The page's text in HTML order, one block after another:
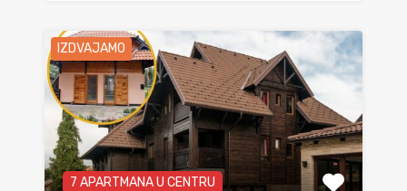
IZDVAJAMO
7 APARTMANA U CENTRU